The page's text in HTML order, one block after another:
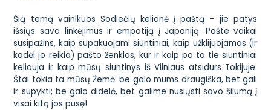
Šią temą vainikuos Sodiečių kelionė į paštą – jie patys
išsiųs savo linkėjimus ir empatiją į Japoniją. Pašte vaikai
susipažins, kaip supakuojami siuntiniai, kaip užklijuojamas (ir
kodėl jo reikia) pašto ženklas, kur ir kaip po to tie siuntiniai
keliauja ir kaip mūsų siuntinys iš Vilniaus atsidurs Tokijuje.
Štai tokia ta mūsų Žemė: be galo mums draugiška, bet gali
ir supykti; be galo didelė, bet galime nusiųsti savo šilumą į
visai kitą jos pusę!